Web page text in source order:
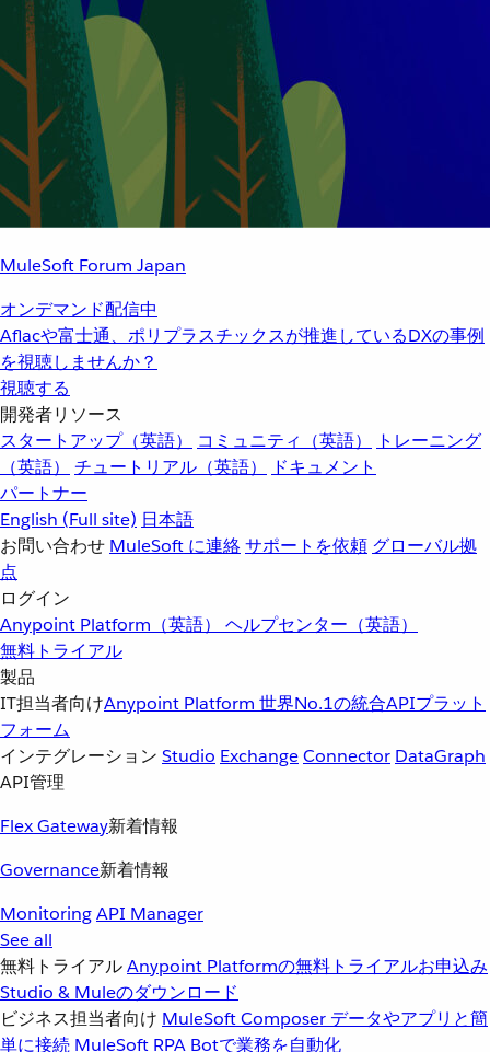
MuleSoft Forum Japan
オンデマンド配信中
Aflacや富士通、ポリプラスチックスが推進しているDXの事例
を視聴しませんか？
視聴する
開発者リソース
スタートアップ（英語）
コミュニティ（英語）
トレーニング
（英語）
チュートリアル（英語）
ドキュメント
パートナー
English (Full site) 日本語
お問い合わせ MuleSoft に連絡サポートを依頼 グローバル拠
点
ログイン
Anypoint Platform（英語） ヘルプセンター（英語）
無料トライアル
製品
IT担当者向けAnypoint Platform 世界No.1の統合APIプラット
フォーム
インテグレーション Studio ExchangeConnector DataGraph
API管理
Flex Gateway新着情報
Governance新着情報
MonitoringAPI Manager
See all
無料トライアルAnypoint Platformの無料トライアルお申込み
Studio & Muleのダウンロード
ビジネス担当者向け MuleSoft Composer データやアプリと簡
単に接続 MuleSoft RPA Botで業務を自動化